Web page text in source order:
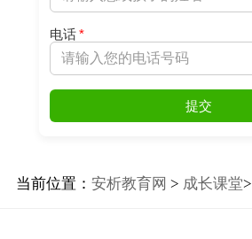
电话*
提交
当前位置： 安析教育网 > 成长课堂>